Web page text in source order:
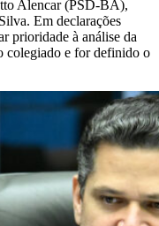
Alencar (PSD-BA),
Em declarações
prioridade à análise da
colegiado e for definido o